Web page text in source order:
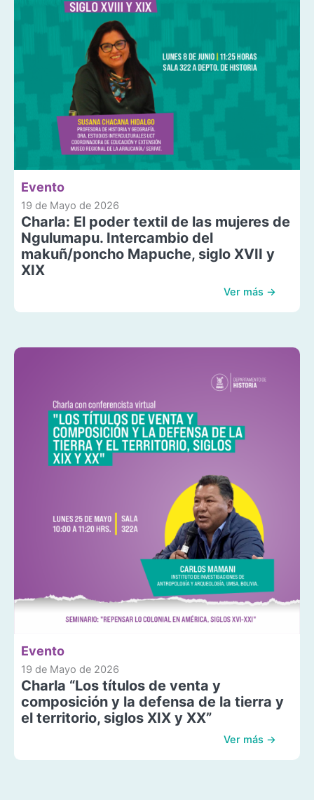
Evento
19 de Mayo de 2026
Charla: El poder textil de las mujeres de
Ngulumapu. Intercambio del
makuñ/poncho Mapuche, siglo XVII y
XIX
Ver más →
Evento
19 de Mayo de 2026
Charla “Los títulos de venta y
composición y la defensa de la tierra y
el territorio, siglos XIX y XX”
Ver más →